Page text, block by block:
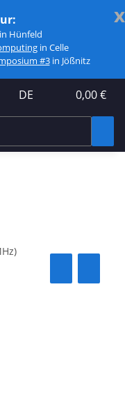
x
Hünfeld
in Celle
#3in Jößnitz
DE 0,00 €